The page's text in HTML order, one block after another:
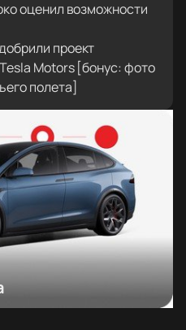
оценил возможности
проект
Motors [бонус: фото
полета]